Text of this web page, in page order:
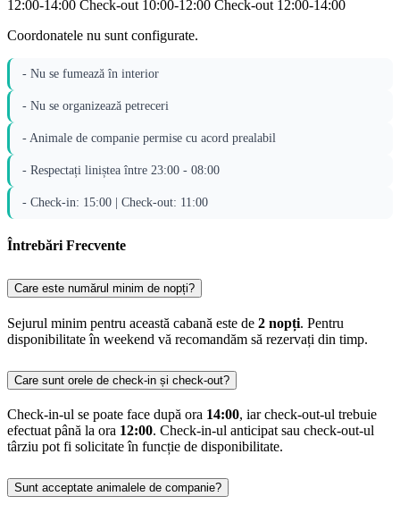
12:00-14:00 Check-out 10:00-12:00 Check-out 12:00-14:00
Coordonatele nu sunt configurate.
- Nu se fumează în interior
- Nu se organizează petreceri
- Animale de companie permise cu acord prealabil
- Respectați liniștea între 23:00 - 08:00
- Check-in: 15:00 | Check-out: 11:00
Întrebări Frecvente
Care este numărul minim de nopți?
Sejurul minim pentru această cabană este de 2 nopți. Pentru
disponibilitate în weekend vă recomandăm să rezervați din timp.
Care sunt orele de check-in și check-out?
Check-in-ul se poate face după ora 14:00, iar check-out-ul trebuie
efectuat până la ora 12:00. Check-in-ul anticipat sau check-out-ul
târziu pot fi solicitate în funcție de disponibilitate.
Sunt acceptate animalele de companie?